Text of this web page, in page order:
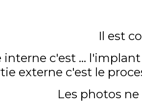
Il est
interne c'est ... l'implant
externe c'est le
Les photos